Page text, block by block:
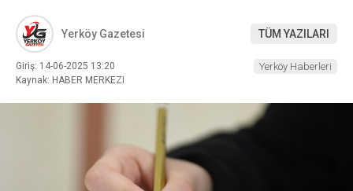
Yerköy Gazetesi TÜM YAZILARI
Giriş: 14-06-2025 13:20
Kaynak: HABER MERKEZI
Yerköy Haberleri